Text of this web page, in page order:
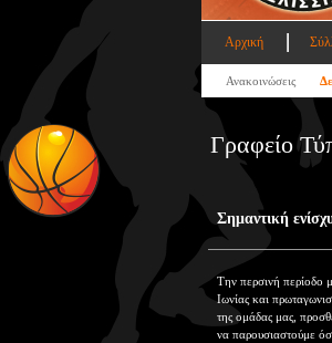
Αρχική
Ανακοινώσεις
Γραφείο
Σημαντική
Την περσινή περίοδο
Ιωνίας και
της ομάδας μας,
να παρουσιαστούμε